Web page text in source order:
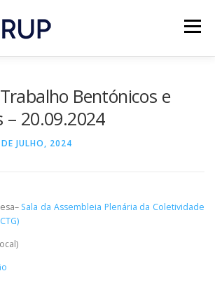
Menu
Bentónicos e
– 20.09.2024
JULHO, 2024
Sala da Assembleia Plenária da Coletividade